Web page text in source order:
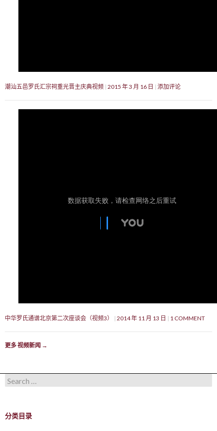
潮汕五邑罗氏汇宗祠重光晋主庆典视频 2015 年 3 月 16 日 添加评论
中华罗氏通谱北京第二次座谈会（视频3） 2014 年 11 月 13 日 1 COMMENT
更多 视频新闻 →
Search for:
分类目录